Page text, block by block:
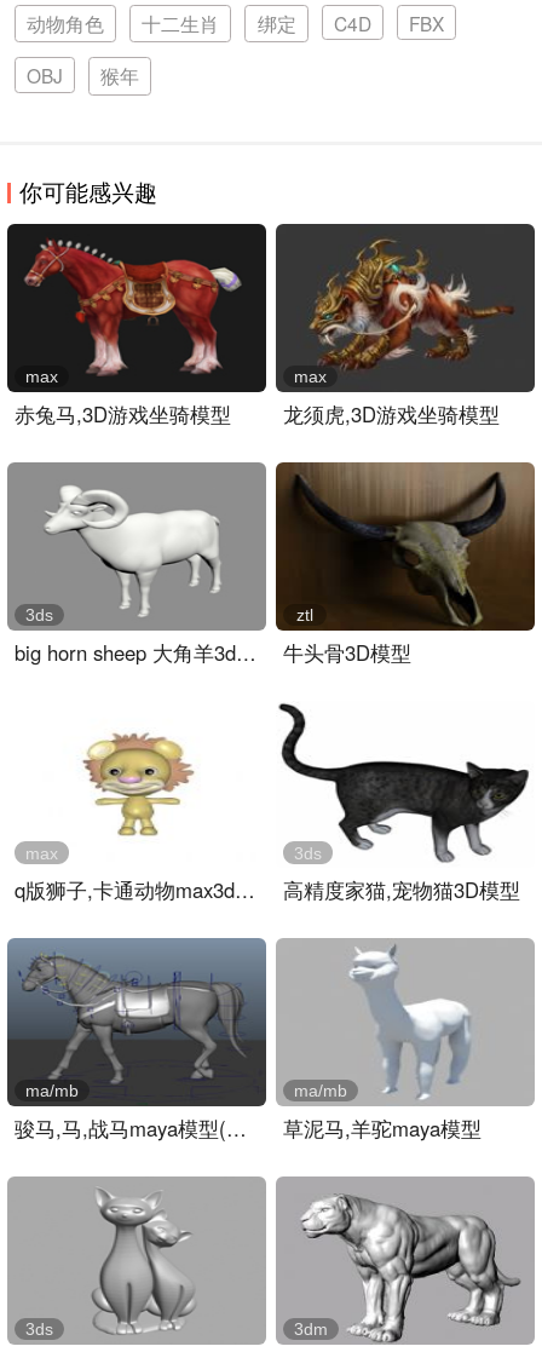
动物角色
十二生肖 绑定 C4D
FBX
OBJ
猴年
你可能感兴趣
赤兔马,3D游戏坐骑模型
max
龙须虎,3D游戏坐骑模型
max
big horn sheep 大角羊3d模..
3ds
牛头骨3D模型
ztl
q版狮子,卡通动物max3d模型..
max
高精度家猫,宠物猫3D模型
3ds
骏马,马,战马maya模型(绑定..
ma/mb
草泥马,羊驼maya模型
ma/mb
3ds 3dm